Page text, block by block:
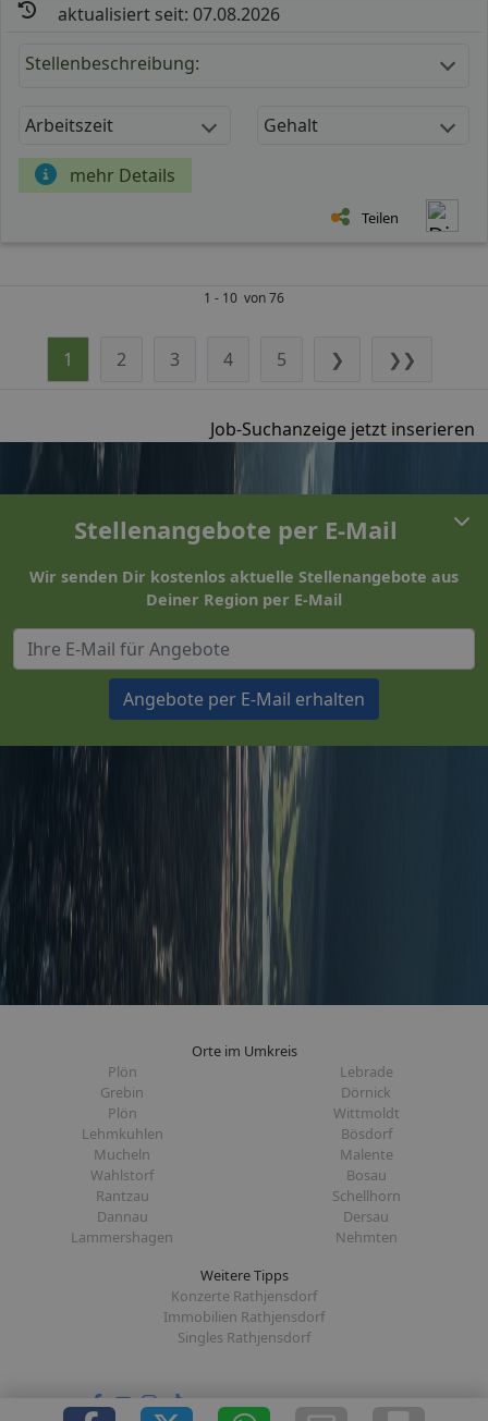
aktualisiert seit: 07.08.2026
Stellenbeschreibung:
Arbeitszeit Gehalt
mehr Details
Teilen
1 - 10 von 76
1 2 3 4 5 ❯ ❯❯
Job-Suchanzeige jetzt inserieren
Stellenangebote per E-Mail
Wir senden Dir kostenlos aktuelle Stellenangebote aus
Deiner Region per E-Mail
Angebote per E-Mail erhalten
Orte im Umkreis
Plön
Lebrade
Grebin
Dörnick
Plön
Wittmoldt
Lehmkuhlen
Bösdorf
Mucheln
Malente
Wahlstorf
Bosau
Rantzau
Schellhorn
Dannau
Dersau
Lammershagen
Nehmten
Weitere Tipps
Konzerte Rathjensdorf
Immobilien Rathjensdorf
Singles Rathjensdorf